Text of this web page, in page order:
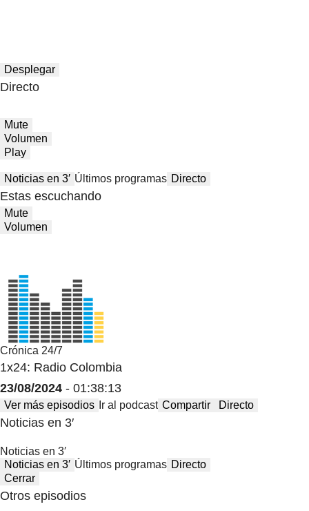
Desplegar
Directo
Mute
Volumen
Play
Noticias en 3′ Últimos programas Directo
Estas escuchando
Mute
Volumen
Crónica 24/7
1x24: Radio Colombia
23/08/2024 - 01:38:13
Ver más episodios Ir al podcast Compartir Directo
Noticias en 3′
Noticias en 3′
Noticias en 3′ Últimos programas Directo
Cerrar
Otros episodios